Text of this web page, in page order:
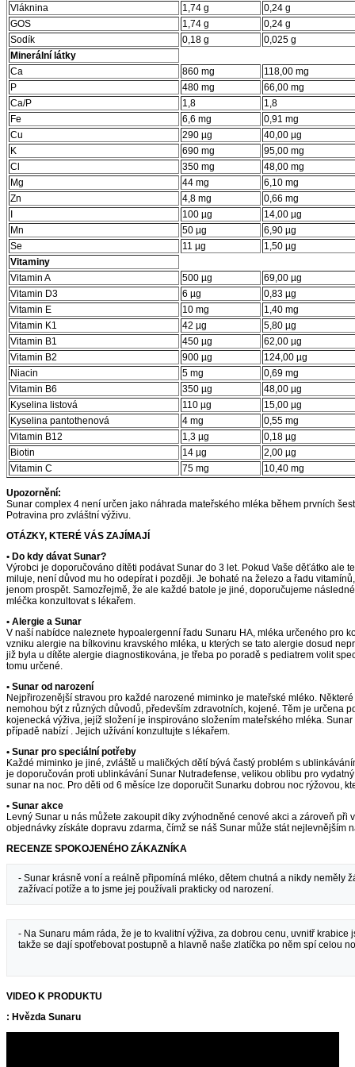
Vláknina 1,74 g
0,24 g
GOS
1,74 g
0,24 g
Sodík
0,18 g
0,025 g
Minerální látky
Ca
860 mg
118,00 mg
P
480 mg
66,00 mg
Ca/P
1,8
1,8
Fe
6,6 mg
0,91 mg
Cu
290 µg
40,00 µg
K
690 mg
95,00 mg
Cl
350 mg
48,00 mg
Mg
44 mg
6,10 mg
Zn
4,8 mg
0,66 mg
100 µg
14,00 µg
Mn
50 µg
6,90 µg
Se
11 µg
1,50 µg
Vitaminy
Vitamin A
500 µg
69,00 µg
Vitamin D3
6 µg
0,83 µg
Vitamin E
10 mg
1,40 mg
Vitamin K1
42 µg
5,80 µg
Vitamin B1
450 µg
62,00 µg
Vitamin B2
900 µg
124,00 µg
Niacin
5 mg
0,69 mg
Vitamin B6
350 µg
48,00 µg
Kyselina listová
110 µg
15,00 µg
Kyselina pantothenová
4 mg
0,55 mg
Vitamin B12
1,3 µg
0,18 µg
Biotin
14 µg
2,00 µg
Vitamin C
75 mg 10,40 mg
Upozornění:
Sunar complex 4 není určen jako náhrada mateřského mléka během prvních
Potravina pro zvláštní výživu.
OTÁZKY, KTERÉ VÁS ZAJÍMAJÍ
• Do kdy dávat Sunar?
Výrobci je doporučováno dítěti podávat Sunar do 3 let. Pokud Vaše děťátko ale
miluje, není důvod mu ho odepírat i později. Je bohaté na železo a řadu
jenom prospět. Samozřejmě, že ale každé batole je jiné, doporučujeme
mléčka konzultovat s lékařem.
• Alergie a Sunar
V naší nabídce naleznete hypoalergenní řadu Sunaru HA, mléka určeného pro
vzniku alergie na bílkovinu kravského mléka, u kterých se tato alergie dosud
již byla u dítěte alergie diagnostikována, je třeba po poradě s pediatrem volit
tomu určené.
• Sunar od narození
Nejpřirozenější stravou pro každé narozené miminko je mateřské mléko.
nemohou být z různých důvodů, především zdravotních, kojené. Těm je určena
kojenecká výživa, jejíž složení je inspirováno složením mateřského mléka. Sunar
případě nabízí . Jejich užívání konzultujte s lékařem.
• Sunar pro speciální potřeby
Každé miminko je jiné, zvláště u maličkých dětí bývá častý problém s
je doporučován proti ublinkávání Sunar Nutradefense, velikou oblibu pro
sunar na noc. Pro děti od 6 měsíce lze doporučit Sunarku dobrou noc rýžovou,
• Sunar akce
Levný Sunar u nás můžete zakoupit díky zvýhodněné cenové akci a zároveň při
objednávky získáte dopravu zdarma, čímž se náš Sunar může stát nejlevnějším
RECENZE SPOKOJENÉHO ZÁKAZNÍKA
- Sunar krásně voní a reálně připomíná mléko, dětem chutná a nikdy neměly
zažívací potíže a to jsme jej používali prakticky od narození.
- Na Sunaru mám ráda, že je to kvalitní výživa, za dobrou cenu, uvnitř krabice
takže se dají spotřebovat postupně a hlavně naše zlatíčka po něm spí celou
VIDEO K PRODUKTU
: Hvězda Sunaru